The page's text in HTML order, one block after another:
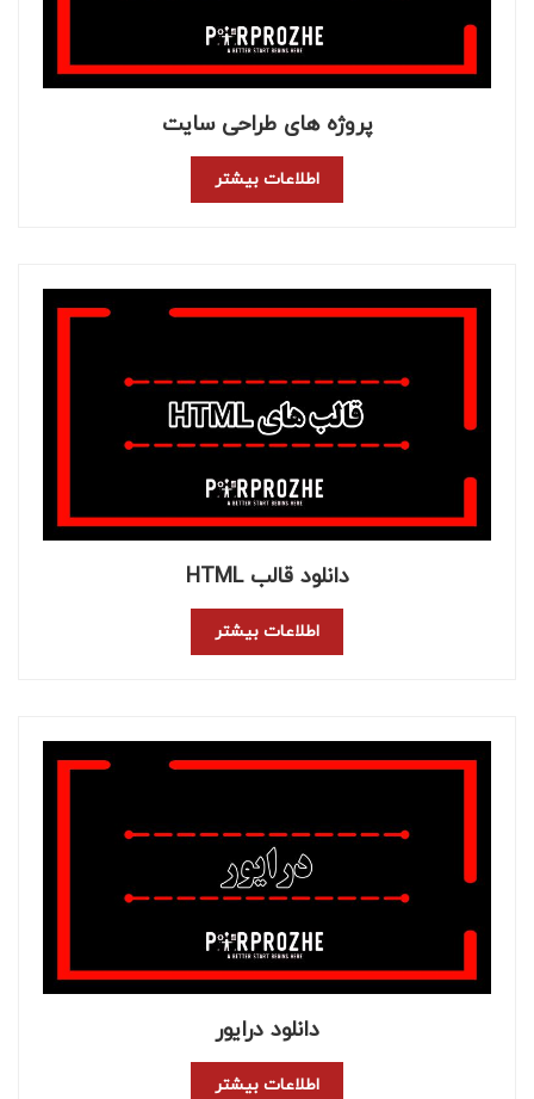
پروژه های طراحی سایت
اطلاعات بیشتر
دانلود قالب HTML
اطلاعات بیشتر
دانلود درایور
اطلاعات بیشتر